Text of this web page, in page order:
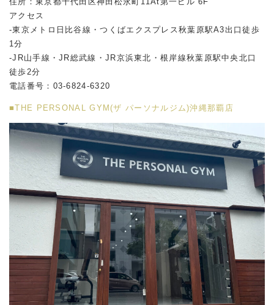
アクセス
-東京メトロ日比谷線・つくばエクスプレス秋葉原駅A3出口徒歩
1分
-JR山手線・JR総武線・JR京浜東北・根岸線秋葉原駅中央北口
徒歩2分
電話番号：03-6824-6320
■THE PERSONAL GYM(ザ パーソナルジム)沖縄那覇店